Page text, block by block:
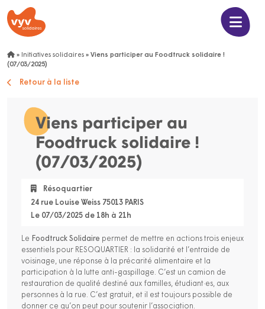
» Initiatives solidaires » Viens participer au Foodtruck solidaire !
(07/03/2025)
Retour à la liste
Viens participer au
Foodtruck solidaire !
(07/03/2025)
Résoquartier
24 rue Louise Weiss 75013 PARIS
Le 07/03/2025 de 18h à 21h
Le Foodtruck Solidaire permet de mettre en actions trois enjeux
essentiels pour RESOQUARTIER : la solidarité et l’entraide de
voisinage, une réponse à la précarité alimentaire et la
participation à la lutte anti-gaspillage. C’est un camion de
restauration de qualité destiné aux familles, étudiant·es, aux
personnes à la rue. C’est gratuit, et il est toujours possible de
donner ce qu’on peut pour soutenir l’association.